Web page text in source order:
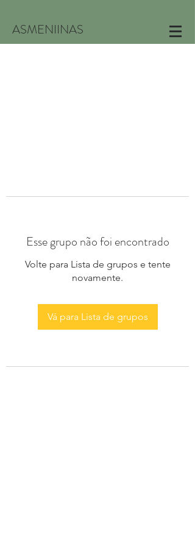
ASMENIINAS
Esse grupo não foi encontrado
Volte para Lista de grupos e tente
novamente.
Vá para Lista de grupos